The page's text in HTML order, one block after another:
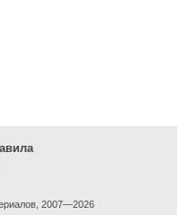
2007—2026